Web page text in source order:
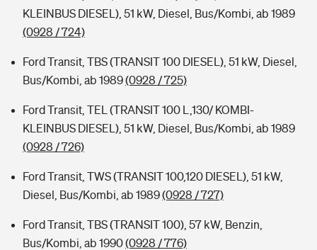
KLEINBUS DIESEL), 51 kW, Diesel, Bus/Kombi, ab 1989
(0928 / 724)
Ford Transit, TBS (TRANSIT 100 DIESEL), 51 kW, Diesel,
Bus/Kombi, ab 1989(0928 / 725)
Ford Transit, TEL (TRANSIT 100 L,130/ KOMBI-
KLEINBUS DIESEL), 51 kW, Diesel, Bus/Kombi, ab 1989
(0928 / 726)
Ford Transit, TWS (TRANSIT 100,120 DIESEL), 51 kW,
Diesel, Bus/Kombi, ab 1989(0928 / 727)
Ford Transit, TBS (TRANSIT 100), 57 kW, Benzin,
Bus/Kombi, ab 1990(0928 / 776)